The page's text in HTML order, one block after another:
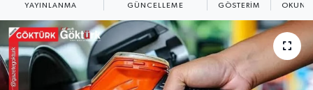
YAYINLANMA GÜNCELLEME GÖSTERIM
GÜNDEM
KEMERBURGAZ